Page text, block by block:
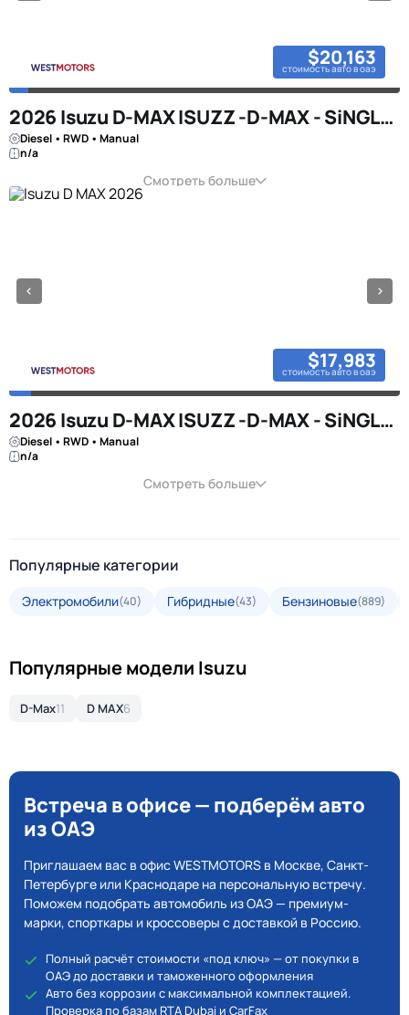
$20,163
стоимость авто в оаэ
2026 Isuzu D-MAX ISUZZ -D-MAX - SiNGLE CAB - 4x2 - 1.9L - DiESEL - SiLVER
Diesel • RWD • Manual
n/a
Смотреть больше
$17,983
стоимость авто в оаэ
2026 Isuzu D-MAX ISUZZ -D-MAX - SiNGLE CAB - 4x2 - 2.5L - DiESEL - RED
Diesel • RWD • Manual
n/a
Смотреть больше
Популярные категории
Электромобили(40) Гибридные(43) Бензиновые(889)
Популярные модели Isuzu
D-Max11 D MAX6
Встреча в офисе — подберём авто
из ОАЭ
Приглашаем вас в офис WESTMOTORS в Москве, Санкт-
Петербурге или Краснодаре на персональную встречу.
Поможем подобрать автомобиль из ОАЭ — премиум-
марки, спорткары и кроссоверы с доставкой в Россию.
Полный расчёт стоимости «под ключ» — от покупки в
ОАЭ до доставки и таможенного оформления
Авто без коррозии с максимальной комплектацией.
Проверка по базам RTA Dubai и CarFax